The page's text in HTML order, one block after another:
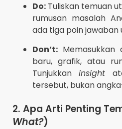
Do: Tuliskan temuan
rumusan masalah
ada tiga poin jawaban
Don’t:
baru, grafik, atau
Tunjukkaninsight
tersebut, bukan
2. Apa Arti Penting
What?)